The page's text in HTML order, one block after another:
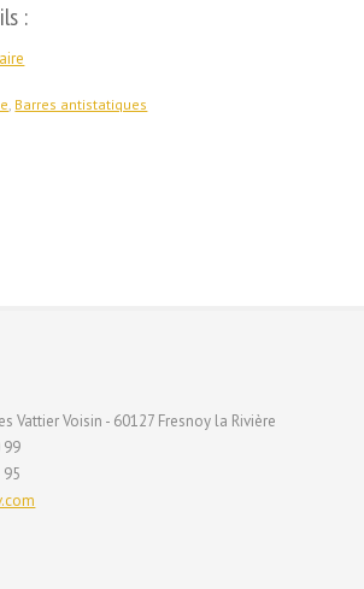
:
, Barres antistatiques
Vattier Voisin - 60127 Fresnoy la Rivière
99